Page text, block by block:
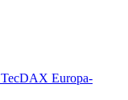
TecDAX Europa-